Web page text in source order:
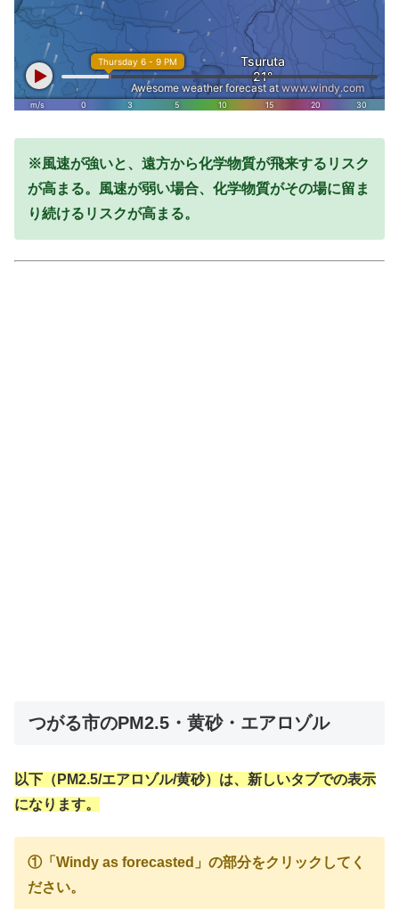
※風速が強いと、遠方から化学物質が飛来するリスク
が高まる。風速が弱い場合、化学物質がその場に留ま
り続けるリスクが高まる。
つがる市のPM2.5・黄砂・エアロゾル
以下（PM2.5/エアロゾル/黄砂）は、新しいタブでの表示
になります。
①「Windy as forecasted」の部分をクリックしてく
ださい。